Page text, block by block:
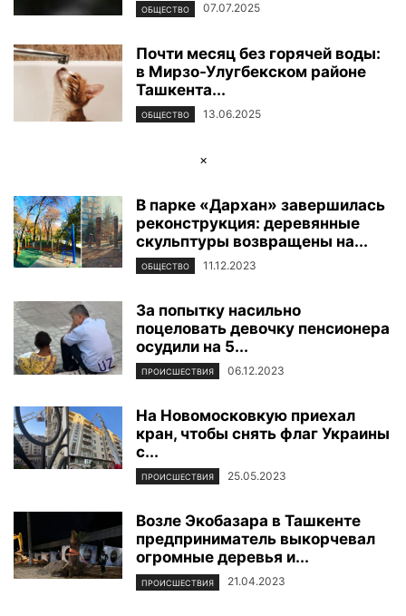
ОБЩЕСТВО 07.07.2025
Почти месяц без горячей воды:
в Мирзо-Улугбекском районе
Ташкента...
ОБЩЕСТВО 13.06.2025
×
В парке «Дархан» завершилась
реконструкция: деревянные
скульптуры возвращены на...
ОБЩЕСТВО 11.12.2023
За попытку насильно
поцеловать девочку пенсионера
осудили на 5...
ПРОИСШЕСТВИЯ 06.12.2023
На Новомосковкую приехал
кран, чтобы снять флаг Украины
с...
ПРОИСШЕСТВИЯ 25.05.2023
Возле Экобазара в Ташкенте
предприниматель выкорчевал
огромные деревья и...
ПРОИСШЕСТВИЯ 21.04.2023